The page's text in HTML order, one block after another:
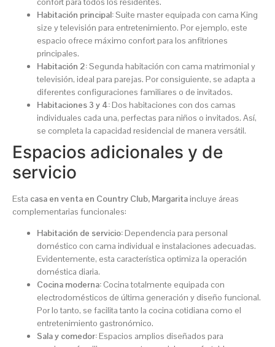
Habitación principal:Suite master equipada con cama King
size y televisión para entretenimiento. Por ejemplo, este
espacio ofrece máximo confort para los anfitriones
principales.
Habitación 2:Segunda habitación con cama matrimonial y
televisión, ideal para parejas. Por consiguiente, se adapta a
diferentes configuraciones familiares o de invitados.
Habitaciones 3 y 4:Dos habitaciones con dos camas
individuales cada una, perfectas para niños o invitados. Así,
se completa la capacidad residencial de manera versátil.
Espacios adicionales y de
servicio
Esta casa en venta en Country Club, Margaritaincluye áreas
complementarias funcionales:
Habitación de servicio:Dependencia para personal
doméstico con cama individual e instalaciones adecuadas.
Evidentemente, esta característica optimiza la operación
doméstica diaria.
Cocina moderna: Cocina totalmente equipada con
electrodomésticos de última generación y diseño funcional.
Por lo tanto, se facilita tanto la cocina cotidiana como el
entretenimiento gastronómico.
Sala y comedor:Espacios amplios diseñados para